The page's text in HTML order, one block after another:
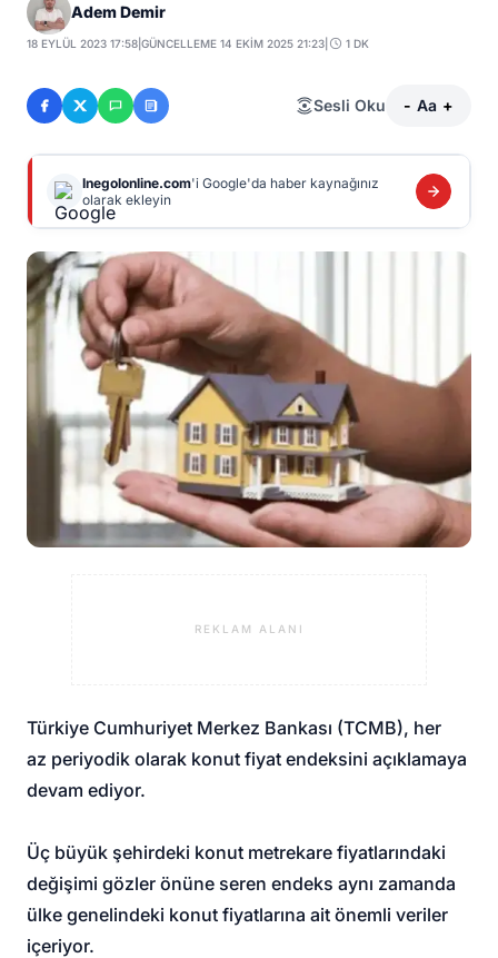
Adem Demir
18 EYLÜL 2023 17:58 |GÜNCELLEME 14 EKIM 2025 21:23 1 DK
Sesli Oku - Aa +
Inegolonline.com'i Google'da haber kaynağınız
olarak ekleyin
REKLAM ALANI
Türkiye Cumhuriyet Merkez Bankası (TCMB), her
az periyodik olarak konut fiyat endeksini açıklamaya
devam ediyor.
Üç büyük şehirdeki konut metrekare fiyatlarındaki
değişimi gözler önüne seren endeks aynı zamanda
ülke genelindeki konut fiyatlarına ait önemli veriler
içeriyor.